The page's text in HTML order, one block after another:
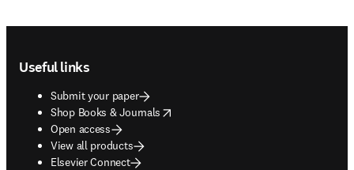
Useful links
Submit your paper
Shop Books & Journals
opens in new tab/window
Open access
View all products
Elsevier Connect